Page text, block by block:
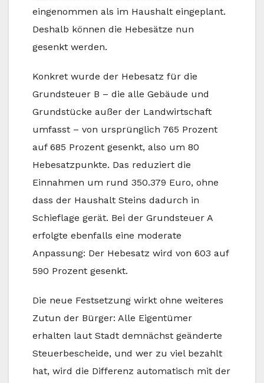
eingenommen als im Haushalt eingeplant.
Deshalb können die Hebesätze nun
gesenkt werden.
Konkret wurde der Hebesatz für die
Grundsteuer B – die alle Gebäude und
Grundstücke außer der Landwirtschaft
umfasst – von ursprünglich 765 Prozent
auf 685 Prozent gesenkt, also um 80
Hebesatzpunkte. Das reduziert die
Einnahmen um rund 350.379 Euro, ohne
dass der Haushalt Steins dadurch in
Schieflage gerät. Bei der Grundsteuer A
erfolgte ebenfalls eine moderate
Anpassung: Der Hebesatz wird von 603 auf
590 Prozent gesenkt.
Die neue Festsetzung wirkt ohne weiteres
Zutun der Bürger: Alle Eigentümer
erhalten laut Stadt demnächst geänderte
Steuerbescheide, und wer zu viel bezahlt
hat, wird die Differenz automatisch mit der